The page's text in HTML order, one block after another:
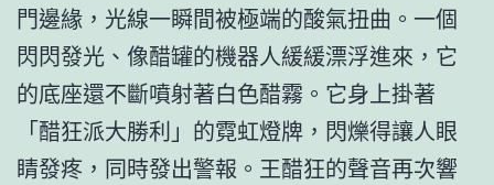
門邊緣，光線一瞬間被極端的酸氣扭曲。一個
閃閃發光、像醋罐的機器人緩緩漂浮進來，它
的底座還不斷噴射著白色醋霧。它身上掛著
「醋狂派大勝利」的霓虹燈牌，閃爍得讓人眼
睛發疼，同時發出警報。王醋狂的聲音再次響